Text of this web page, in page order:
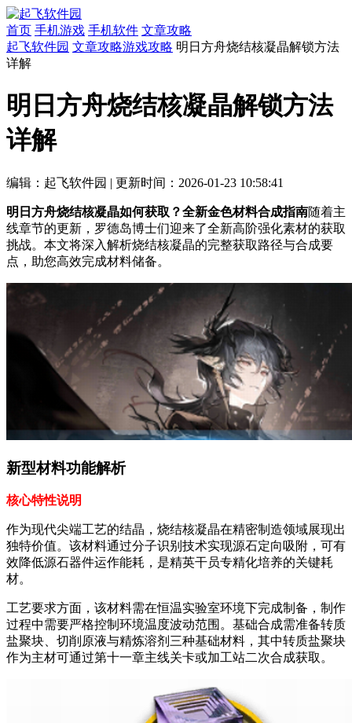
首页 手机游戏 手机软件 文章攻略
起飞软件园 文章攻略游戏攻略 明日方舟烧结核凝晶解锁方法
详解
明日方舟烧结核凝晶解锁方法
详解
编辑：起飞软件园 | 更新时间：2026-01-23 10:58:41
明日方舟烧结核凝晶如何获取？全新金色材料合成指南随着主
线章节的更新，罗德岛博士们迎来了全新高阶强化素材的获取
挑战。本文将深入解析烧结核凝晶的完整获取路径与合成要
点，助您高效完成材料储备。
新型材料功能解析
核心特性说明
作为现代尖端工艺的结晶，烧结核凝晶在精密制造领域展现出
独特价值。该材料通过分子识别技术实现源石定向吸附，可有
效降低源石器件运作能耗，是精英干员专精化培养的关键耗
材。
工艺要求方面，该材料需在恒温实验室环境下完成制备，制作
过程中需要严格控制环境温度波动范围。基础合成需准备转质
盐聚块、切削原液与精炼溶剂三种基础材料，其中转质盐聚块
作为主材可通过第十一章主线关卡或加工站二次合成获取。